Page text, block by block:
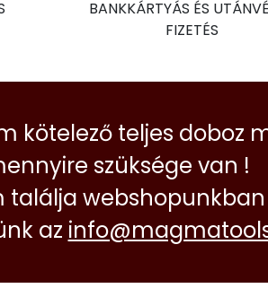
BANKKÁRTYÁS ÉS
FIZETÉS
kötelező teljes doboz
szüksége van !
az